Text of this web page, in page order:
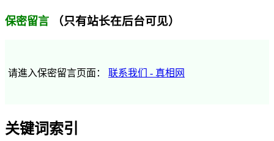
保密留言 （只有站长在后台可见）
请進入保密留言页面： 联系我们 - 真相网
关键词索引